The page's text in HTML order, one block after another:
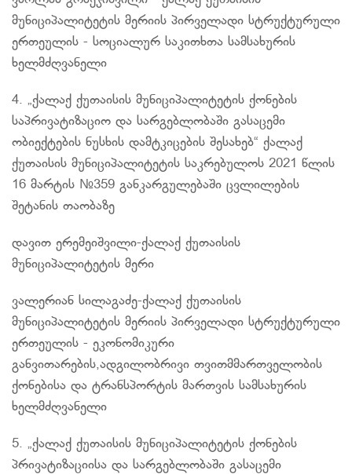
მუნიციპალიტეტის მერიის პირველადი სტრუქტურული
ერთეულის - სოციალურ საკითხთა სამსახურის
ხელმძღვანელი
4. „ქალაქ ქუთაისის მუნიციპალიტეტის ქონების
საპრივატიზაციო და სარგებლობაში გასაცემი
ობიექტების ნუსხის დამტკიცების შესახებ“ ქალაქ
ქუთაისის მუნიციპალიტეტის საკრებულოს 2021 წლის
16 მარტის №359 განკარგულებაში ცვლილების
შეტანის თაობაზე
დავით ერემეიშვილი-ქალაქ ქუთაისის
მუნიციპალიტეტის მერი
ვალერიან სილაგაძე-ქალაქ ქუთაისის
მუნიციპალიტეტის მერიის პირველადი სტრუქტურული
ერთეულის - ეკონომიკური
განვითარების,ადგილობრივი თვითმმართველობის
ქონებისა და ტრანსპორტის მართვის სამსახურის
ხელმძღვანელი
5. „ქალაქ ქუთაისის მუნიციპალიტეტის ქონების
პრივატიზაციისა და სარგებლობაში გასაცემი